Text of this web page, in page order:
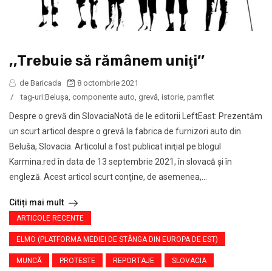
,,Trebuie să rămânem uniţi’’
de Baricada
8 octombrie 2021
/
tag-uri:Beluşa, componente auto, grevă, istorie, pamflet
Despre o grevă din SlovaciaNotă de le editorii LeftEast: Prezentăm
un scurt articol despre o grevă la fabrica de furnizori auto din
Beluša, Slovacia. Articolul a fost publicat iniţial pe blogul
Karmina.red în data de 13 septembrie 2021, în slovacă şi în
engleză. Acest articol scurt conţine, de asemenea,...
Citiți mai mult
ARTICOLE RECENTE
ELMO (PLATFORMA MEDIEI DE STÂNGA DIN EUROPA DE EST)
MUNCĂ PROTESTE REPORTAJE SLOVACIA